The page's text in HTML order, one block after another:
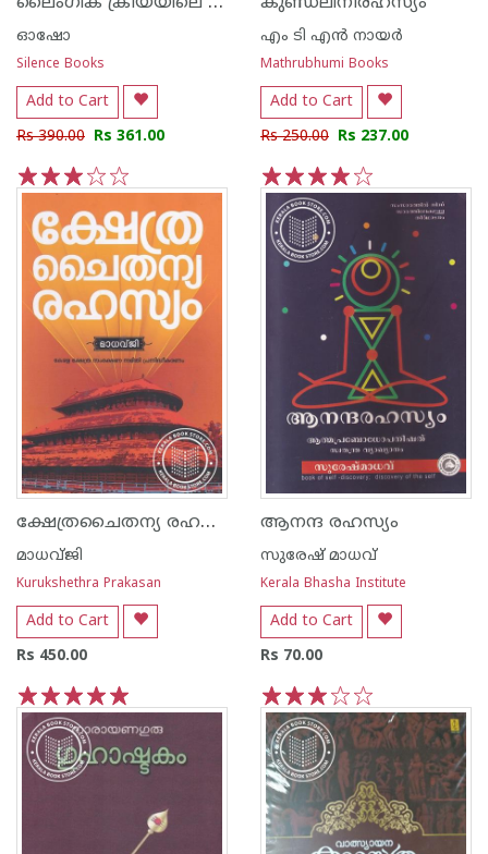
ഓഷോ
Silence Books
Add to Cart
Rs 390.00 Rs 361.00
5
4
3
2
1
എം ടി എന്‍ നായര്‍
Mathrubhumi Books
Add to Cart
Rs 250.00 Rs 237.00
5
4
3
2
1
ക്ഷേത്രചൈതന്യ രഹസ്യം
മാധവ്ജി
Kurukshethra Prakasan
Add to Cart
Rs 450.00
5
4
3
2
1
ആനന്ദ രഹസ്യം
സുരേഷ് മാധവ്
Kerala Bhasha Institute
Add to Cart
Rs 70.00
5
4
3
2
1